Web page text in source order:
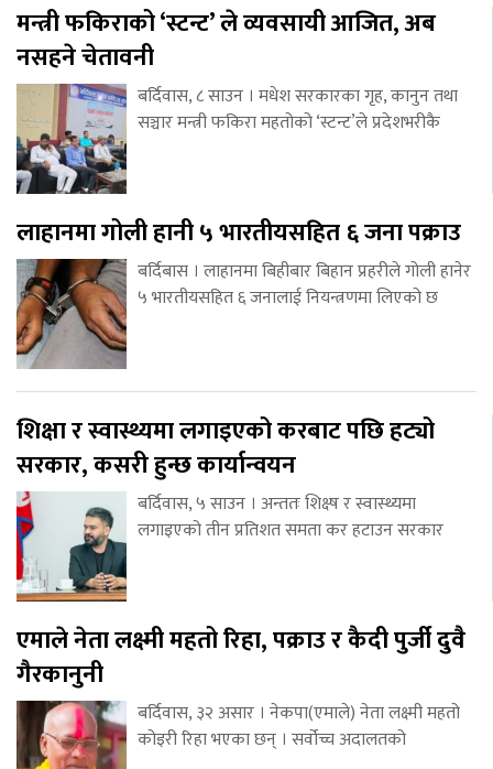
मन्त्री फकिराको ‘स्टन्ट’ ले व्यवसायी आजित, अब
नसहने चेतावनी
बर्दिवास, ८ साउन । मधेश सरकारका गृह, कानुन तथा
सञ्चार मन्त्री फकिरा महतोको ‘स्टन्ट’ले प्रदेशभरीकै
लाहानमा गोली हानी ५ भारतीयसहित ६ जना पक्राउ
बर्दिबास । लाहानमा बिहीबार बिहान प्रहरीले गोली हानेर
५ भारतीयसहित ६ जनालाई नियन्त्रणमा लिएको छ
शिक्षा र स्वास्थ्यमा लगाइएको करबाट पछि हट्यो
सरकार, कसरी हुन्छ कार्यान्वयन
बर्दिवास, ५ साउन । अन्ततः शिक्ष्ष र स्वास्थ्यमा
लगाइएको तीन प्रतिशत समता कर हटाउन सरकार
एमाले नेता लक्ष्मी महतो रिहा, पक्राउ र कैदी पुर्जी दुवै
गैरकानुनी
बर्दिवास, ३२ असार । नेकपा(एमाले) नेता लक्ष्मी महतो
कोइरी रिहा भएका छन् । सर्वोच्च अदालतको